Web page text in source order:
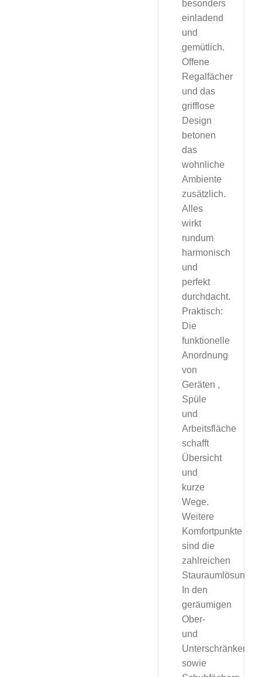
besonders
einladend
und
gemütlich.
Offene
Regalfächer
und das
grifflose
Design
betonen
das
wohnliche
Ambiente
zusätzlich.
Alles
wirkt
rundum
harmonisch
und
perfekt
durchdacht.
Praktisch:
Die
funktionelle
Anordnung
von
Geräten ,
Spüle
und
Arbeitsfläche
schafft
Übersicht
und
kurze
Wege.
Weitere
Komfortpunkte
sind die
zahlreichen
In den
geräumigen
Ober-
und
Unterschränken
sowie